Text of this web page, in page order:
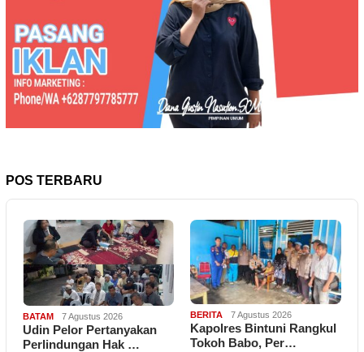
POS TERBARU
BATAM 7 Agustus 2026
Udin Pelor Pertanyakan
Perlindungan Hak …
BERITA 7 Agustus 2026
Kapolres Bintuni Rangkul
Tokoh Babo, Per…